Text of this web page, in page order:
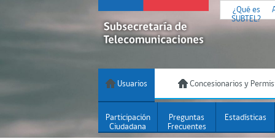
¿Qué es
SUBTEL?
Usuarios Concesionarios y
Participación
Ciudadana
Preguntas
Frecuentes
Estadísticas